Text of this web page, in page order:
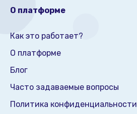
О платформе
Как это работает?
О платформе
Блог
Часто задаваемые вопросы
Политика конфиденциальности